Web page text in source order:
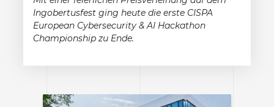
Ingobertusfest ging heute die erste CISPA
European Cybersecurity & AI Hackathon
Championship zu Ende.